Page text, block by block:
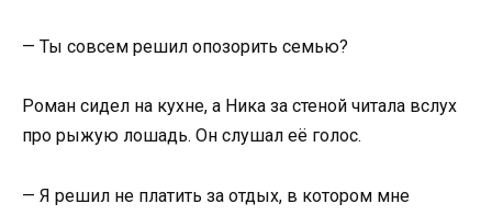
— Ты совсем решил опозорить семью?
Роман сидел на кухне, а Ника за стеной читала вслух
про рыжую лошадь. Он слушал её голос.
— Я решил не платить за отдых, в котором мне